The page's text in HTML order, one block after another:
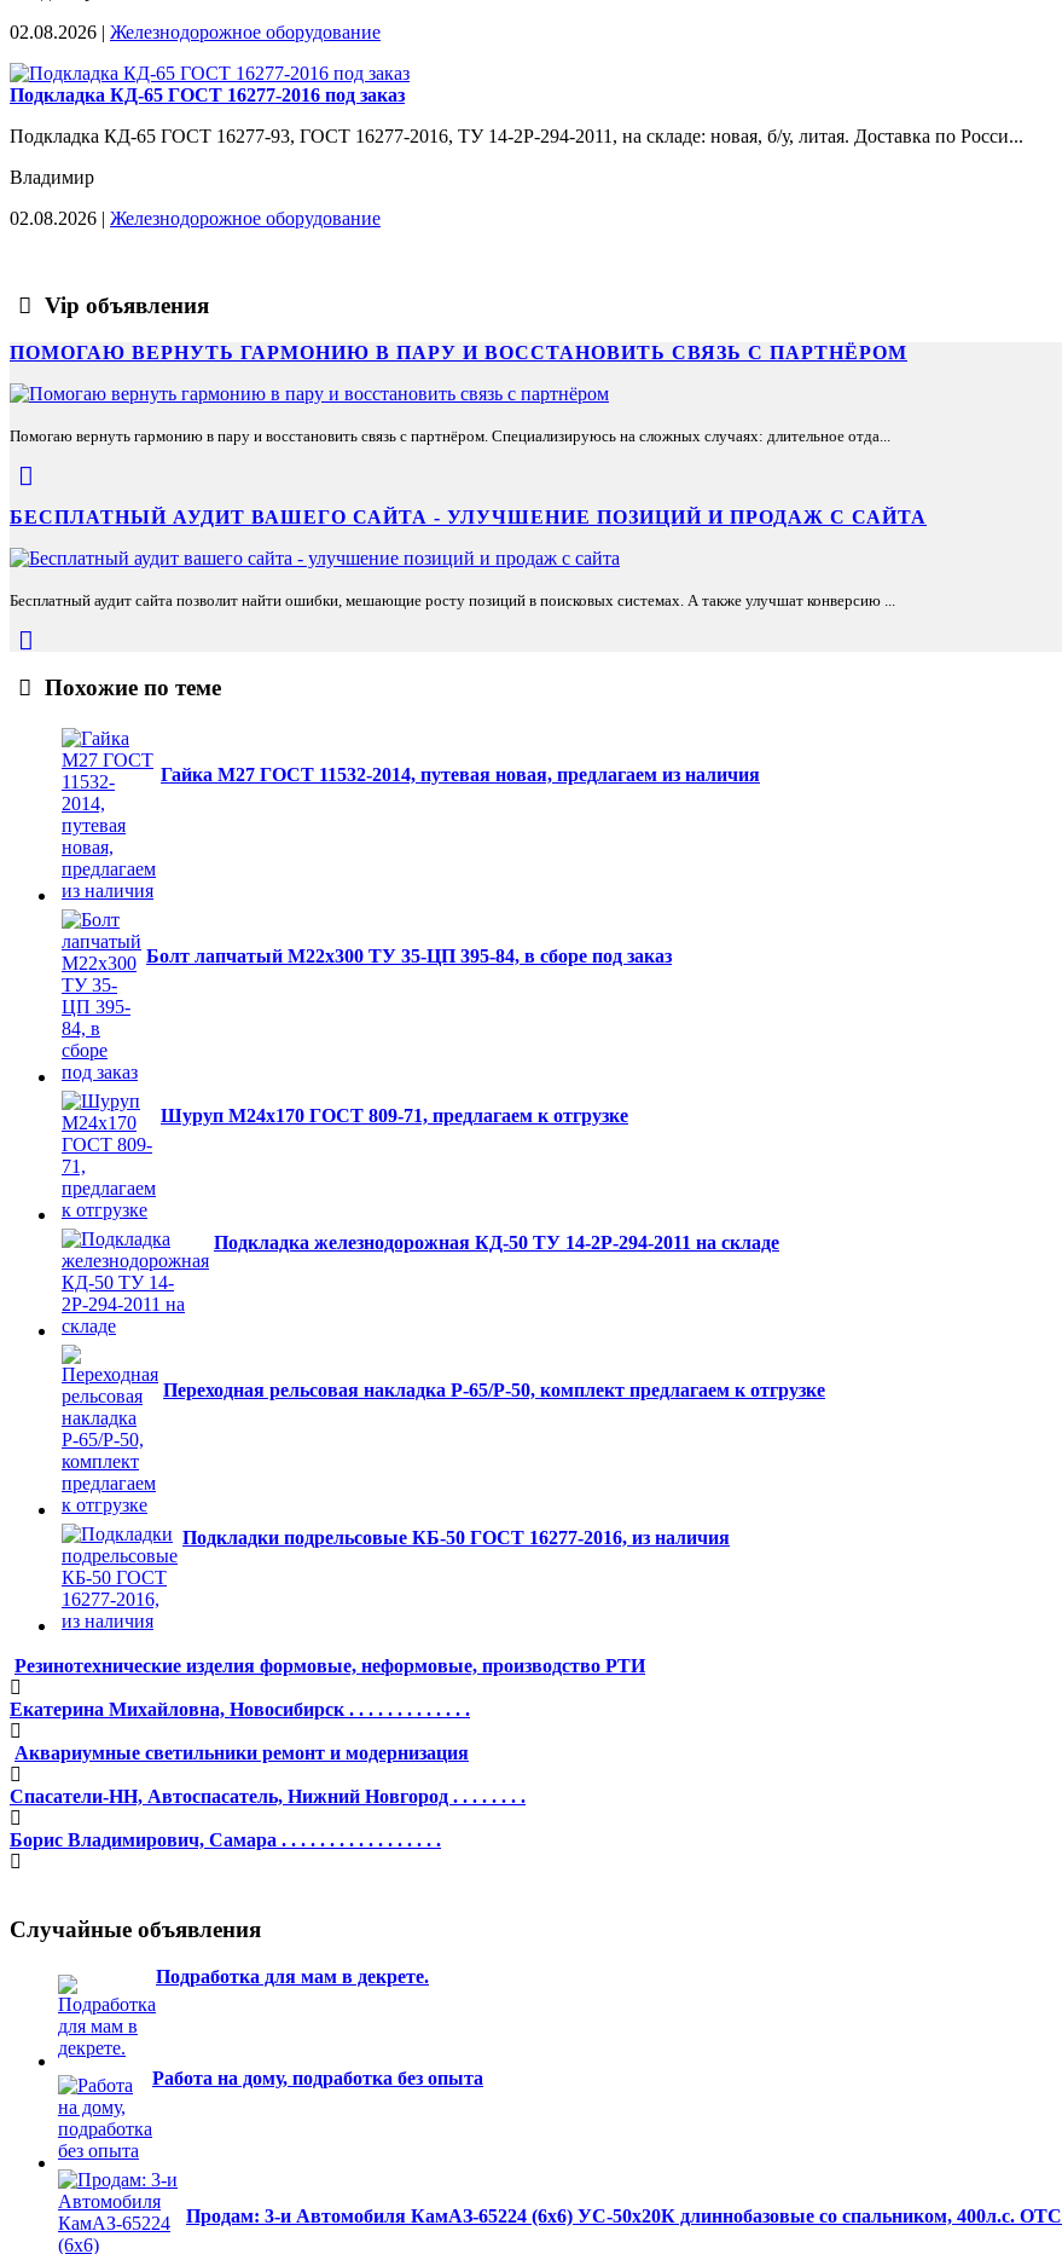
02.08.2026 | Железнодорожное оборудование
Подкладка КД-65 ГОСТ 16277-2016 под заказ
Подкладка КД-65 ГОСТ 16277-93, ГОСТ 16277-2016, ТУ 14-2Р-294-2011, на складе: новая, б/у, литая. Доставка по Росси...
Владимир
02.08.2026 | Железнодорожное оборудование
Vip объявления
ПОМОГАЮ ВЕРНУТЬ ГАРМОНИЮ В ПАРУ И ВОССТАНОВИТЬ СВЯЗЬ С ПАРТНЁРОМ
Помогаю вернуть гармонию в пару и восстановить связь с партнёром. Специализируюсь на сложных случаях: длительное отда...
БЕСПЛАТНЫЙ АУДИТ ВАШЕГО САЙТА - УЛУЧШЕНИЕ ПОЗИЦИЙ И ПРОДАЖ С САЙТА
Бесплатный аудит сайта позволит найти ошибки, мешающие росту позиций в поисковых системах. А также улучшат конверсию ...
Похожие по теме
Гайка М27 ГОСТ 11532-2014, путевая новая, предлагаем из наличия
Болт лапчатый М22х300 ТУ 35-ЦП 395-84, в сборе под заказ
Шуруп М24х170 ГОСТ 809-71, предлагаем к отгрузке
Подкладка железнодорожная КД-50 ТУ 14-2Р-294-2011 на складе
Переходная рельсовая накладка Р-65/Р-50, комплект предлагаем к отгрузке
Подкладки подрельсовые КБ-50 ГОСТ 16277-2016, из наличия
Резинотехнические изделия формовые, неформовые, производство РТИ
Екатерина Михайловна, Новосибирск . . . . . . . . . . . . .
Аквариумные светильники ремонт и модернизация
Спасатели-НН, Автоспасатель, Нижний Новгород . . . . . . . .
Борис Владимирович, Самара . . . . . . . . . . . . . . . . .
Случайные объявления
Подработка для мам в декрете.
Работа на дому, подработка без опыта
Продам: 3-и Автомобиля КамАЗ-65224 (6х6) УС-50х20К длиннобазовые со спальником, 400л.с. ОТС